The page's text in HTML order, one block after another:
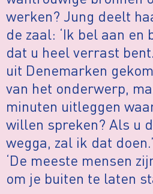
werken? Jung deelt
de zaal: ‘Ik bel aan en
dat u heel verrast
uit Denemarken
van het onderwerp,
minuten uitleggen
willen spreken? Als u
wegga, zal ik dat
‘De meeste mensen
om je buiten te laten